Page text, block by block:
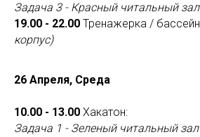
Задача 3 - Красный читальный зал
19.00 - 22.00 Тренажерка / бассейн
корпус)
26 Апреля, Среда
10.00 - 13.00 Хакатон:
Задача 1 - Зеленый читальный зал